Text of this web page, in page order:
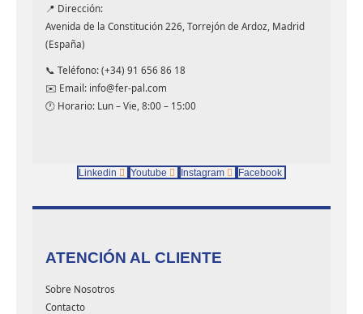
📍 Dirección:
Avenida de la Constitución 226, Torrejón de Ardoz, Madrid
(España)
📞 Teléfono: (+34) 91 656 86 18
✉️ Email: info@fer-pal.com
🕐 Horario: Lun – Vie, 8:00 – 15:00
Linkedin Youtube Instagram Facebook
ATENCIÓN AL CLIENTE
Sobre Nosotros
Contacto